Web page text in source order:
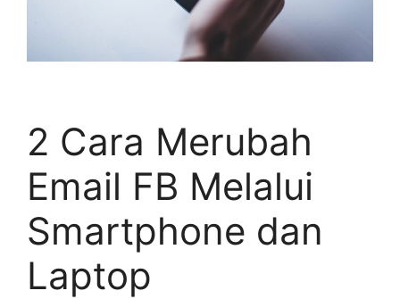
2 Cara Merubah
Email FB Melalui
Smartphone dan
Laptop